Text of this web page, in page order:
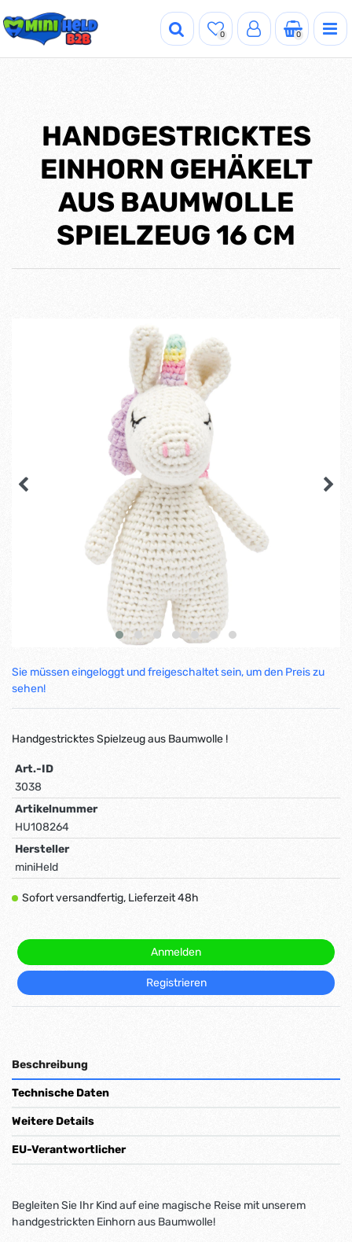
0 0
HANDGESTRICKTES
EINHORN GEHÄKELT
AUS BAUMWOLLE
SPIELZEUG 16 CM
Sie müssen eingeloggt und freigeschaltet sein, um den Preis zu
sehen!
Handgestricktes Spielzeug aus Baumwolle !
Art.-ID
3038
Artikelnummer
HU108264
Hersteller
miniHeld
Sofort versandfertig, Lieferzeit 48h
Anmelden
Registrieren
Beschreibung
Technische Daten
Weitere Details
EU-Verantwortlicher
Begleiten Sie Ihr Kind auf eine magische Reise mit unserem
handgestrickten Einhorn aus Baumwolle!